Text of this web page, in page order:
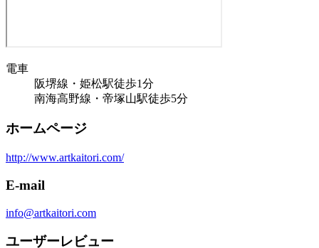
電車
阪堺線・姫松駅徒歩1分
南海高野線・帝塚山駅徒歩5分
ホームページ
http://www.artkaitori.com/
E-mail
info@artkaitori.com
ユーザーレビュー